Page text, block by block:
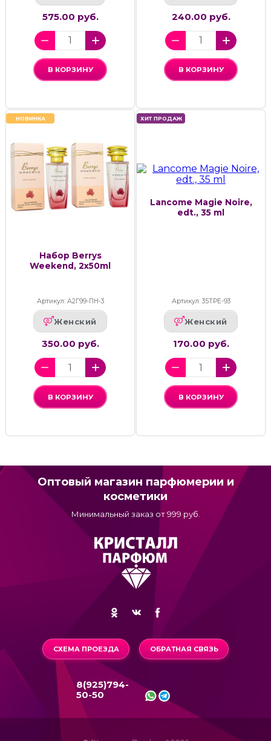
575.00 руб.
В КОРЗИНУ
240.00 руб.
В КОРЗИНУ
НОВИНКА
Набор Berrys
Weekend, 2x50ml
Артикул: А2Г99-ПН-3
Женский
350.00 руб.
В КОРЗИНУ
ХИТ ПРОДАЖ
Lancome Magie Noire,
edt., 35 ml
Артикул: 35ТРЕ-93
Женский
170.00 руб.
В КОРЗИНУ
Оптовый магазин парфюмерии и
косметики
Минимальный заказ от 999 руб.
СХЕМА ПРОЕЗДА ОБРАТНАЯ СВЯЗЬ
8(925)794-
50-50